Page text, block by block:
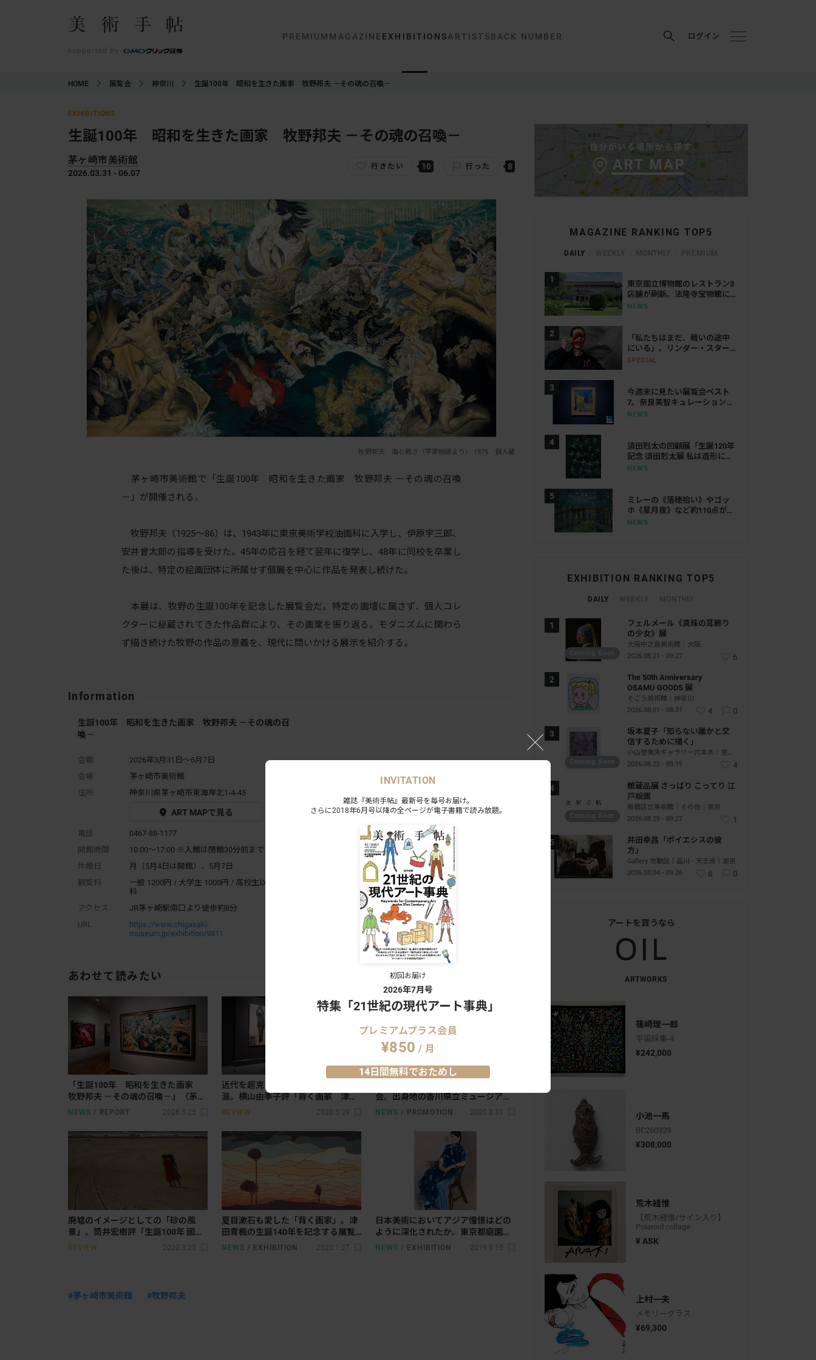
PREMIUM MAGAZINE EXHIBITIONSARTISTSBACK NUMBER ログイン
HOME 展覧会 神奈川 生誕100年 昭和を生きた画家 牧野邦夫 －その魂の召喚－
EXHIBITIONS
生誕100年 昭和を生きた画家 牧野邦夫 －その魂の召喚－
茅ヶ崎市美術館
2026.03.31 - 06.07
行きたい 10 行った 8
牧野邦夫 海と戦さ（平家物語より） 1975 個人蔵
茅ヶ崎市美術館で「生誕100年 昭和を生きた画家 牧野邦夫 －その魂の召喚
－」が開催される。
牧野邦夫（1925〜86）は、1943年に東京美術学校油画科に入学し、伊原宇三郎、
安井曾太郎の指導を受けた。45年の応召を経て翌年に復学し、48年に同校を卒業し
た後は、特定の絵画団体に所属せず個展を中心に作品を発表し続けた。
本展は、牧野の生誕100年を記念した展覧会だ。特定の画壇に属さず、個人コレ
クターに秘蔵されてきた作品群により、その画業を振り返る。モダニズムに関わら
ず描き続けた牧野の作品の意義を、現代に問いかける展示を紹介する。
Information
生誕100年 昭和を生きた画家 牧野邦夫 －その魂の召
喚－
会期
2026年3月31日～6月7日
会場
茅ヶ崎市美術館
住所
神奈川県茅ヶ崎市東海岸北1-4-45
ART MAPで見る
電話
0467-88-1177
開館時間
10:00～17:00 ※入館は閉館30分前まで
休館日
月（5月4日は開館）、5月7日
観覧料
一般 1200円 / 大学生 1000円 / 高校生以下 無
料
アクセス
JR茅ヶ崎駅南口より徒歩約8分
URL
https://www.chigasaki-
museum.jp/exhibition/9811
あわせて読みたい
「生誕100年 昭和を生きた画家
牧野邦夫 －その魂の召喚－」（茅ヶ
崎市美術館）会場レポート。圧倒的
き続けたのか
NEWS / REPORT 2026.5.25
近代を超克しようとした画家の生
涯。横山由季子評「背く画家 津田
青楓とあゆむ明治・大正・昭和」展
REVIEW 2020.5.29
会。出身地の香川県立ミュージアム
で
NEWS / PROMOTION 2020.3.31
廃墟のイメージとしての「砂の風
景」。筒井宏樹評「生誕100年 國領
經郎展―静寂なる砂の景―」
REVIEW 2020.3.25
夏目漱石も愛した「背く画家」。津
田青楓の生誕140年を記念する展覧
会が練馬区立美術館で開催
NEWS / EXHIBITION 2020.1.27
日本美術においてアジア憧憬はどの
ように深化されたか。東京都庭園美
術館の展覧会に岸田劉生、藤島武
NEWS / EXHIBITION 2019.9.15
#茅ヶ崎市美術館 #牧野邦夫
MAGAZINE RANKING TOP5
DAILY
東京国立博物館のレストラン3
店舗が刷新。法隆寺宝物館に
は「鮨会席 おく乃」がオープ
NEWS
「私たちはまだ、戦いの途中
にいる」。リンダー・スター
リングが語る、表現と抵抗の
SPECIAL
今週末に見たい展覧会ベスト
7。奈良美智キュレーション展
から大ゴッホ展、ボッティチ
NEWS
須田剋太の回顧展「生誕120年
記念 須田剋太展 私は造形にな
りたい！」。大阪の江之子島
NEWS
ミレーの《落穂拾い》やゴッ
ホ《星月夜》など約110点が集
結。東京都美術館で「オルセ
NEWS
EXHIBITION RANKING TOP5
DAILY
フェルメール《真珠の耳飾り
の少女》展
大阪中之島美術館｜大阪
2026.08.21 - 09.27
6
The 50th Anniversary
OSAMU GOODS 展
そごう美術館｜神奈川
2026.08.01 - 08.31
4 0
坂本夏子「知らない誰かと交
信するために描く」
小山登美夫ギャラリー六本木｜恵比寿 - 六本木｜東京
2026.08.22 - 09.19
4
館蔵品展 さっぱり こってり 江
戸絵画
板橋区立美術館｜その他｜東京
2026.08.29 - 09.27
1
井田幸昌「ポイエシスの彼
方」
Gallery 地動説｜品川 - 天王洲｜東京
2026.08.04 - 09.26
6 0
アートを買うなら
ARTWORKS
篠崎理一郎
宇宙採集-4
¥242,000
小池一馬
BC260329
¥308,000
荒木経惟
【荒木経惟/サイン入り】
Polaroid collage
¥ ASK
上村一夫
メモリーグラス
¥69,300
INVITATION
雑誌『美術手帖』最新号を毎号お届け。
さらに2018年6月号以降の全ページが電子書籍で読み放題。
初回お届け
2026年7月号
特集「21世紀の現代アート事典」
プレミアムプラス会員
¥850 / 月
14日間無料でおためし